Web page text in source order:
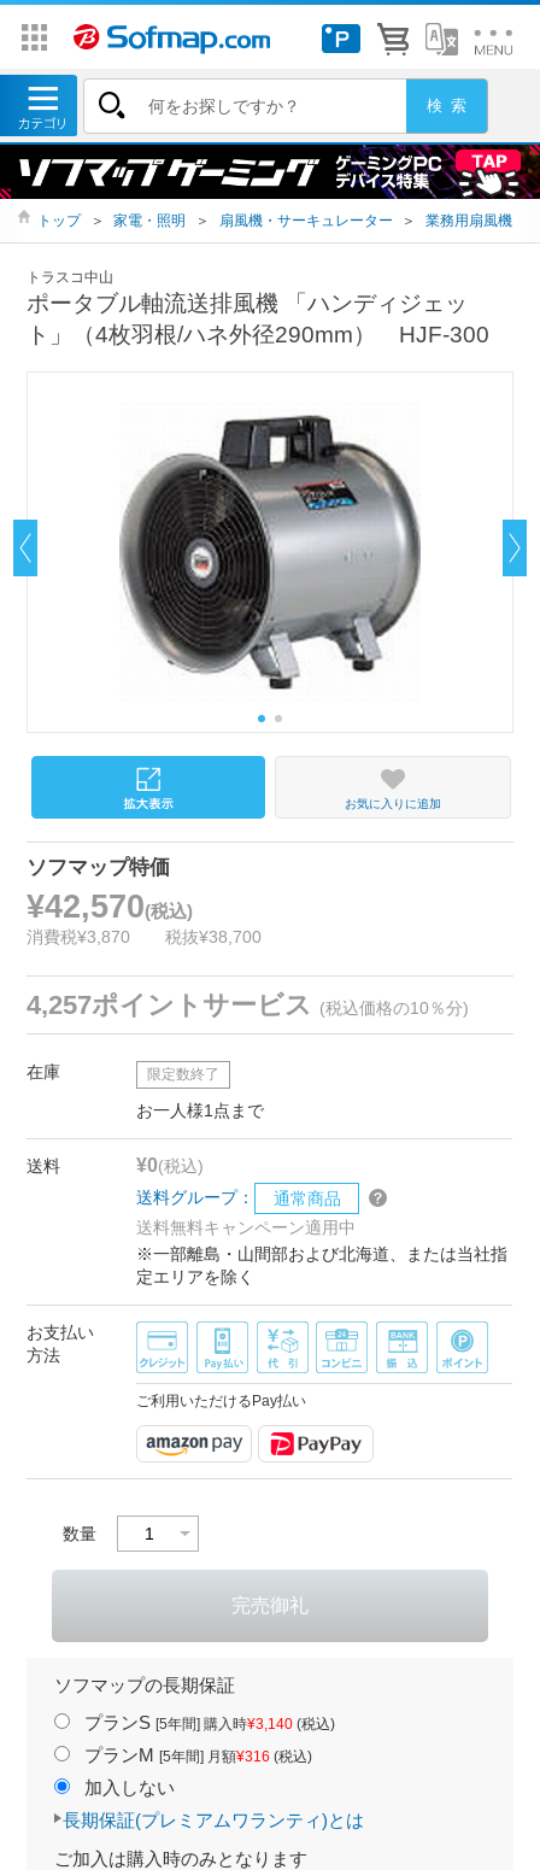
トップ ＞ 家電・照明 ＞ 扇風機・サーキュレーター ＞ 業務用扇風機
トラスコ中山
ポータブル軸流送排風機 「ハンディジェッ
ト」（4枚羽根/ハネ外径290mm） HJF-300
お気に入りに追加
ソフマップ特価
¥42,570(税込)
消費税¥3,870 税抜¥38,700
4,257ポイントサービス (税込価格の10％分)
在庫 限定数終了
お一人様1点まで
送料 ¥0(税込)
送料グループ：
通常商品
送料無料キャンペーン適用中
※一部離島・山間部および北海道、または当社指
定エリアを除く
お支払い
方法
ご利用いただけるPay払い
数量
ソフマップの長期保証
プランS [5年間] 購入時¥3,140(税込)
プランM [5年間] 月額¥316 (税込)
加入しない
長期保証(プレミアムワランティ)とは
ご加入は購入時のみとなります